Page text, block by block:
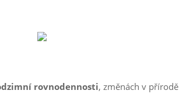
rovnodennosti, změnách v přírodě